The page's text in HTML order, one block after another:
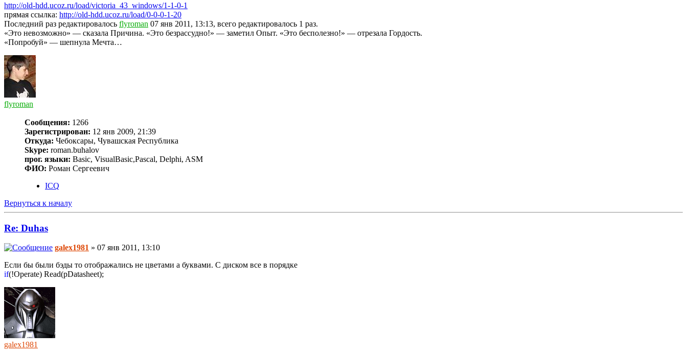
http://old-hdd.ucoz.ru/load/victoria_43_windows/1-1-0-1
прямая ссылка: http://old-hdd.ucoz.ru/load/0-0-0-1-20
Последний раз редактировалось flyroman 07 янв 2011, 13:13, всего редактировалось 1 раз.
«Это невозможно» — сказала Причина. «Это безрассудно!» — заметил Опыт. «Это бесполезно!» — отрезала Гордость.
«Попробуй» — шепнула Мечта…
flyroman
Сообщения: 1266
Зарегистрирован: 12 янв 2009, 21:39
Откуда: Чебоксары, Чувашская Республика
Skype: roman.buhalov
прог. языки: Basic, VisualBasic,Pascal, Delphi, ASM
ФИО: Роман Сергеевич
ICQ
Вернуться к началу
Re: Duhas
galex1981 » 07 янв 2011, 13:10
Если бы были бэды то отображались не цветами а буквами. С диском все в порядке
if(!Operate) Read(pDatasheet);
galex1981